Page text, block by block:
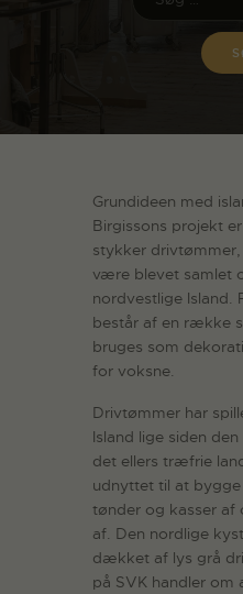
Grundideen med
Birgissons projekt
stykker
være blevet samlet
nordvestlige Island.
består af en række
bruges som
for voksne.
Drivtømmer har
Island lige siden
det ellers træfrie
udnyttet til at
tønder og kasser
af. Den nordlige
dækket af lys grå
på SVK handler om